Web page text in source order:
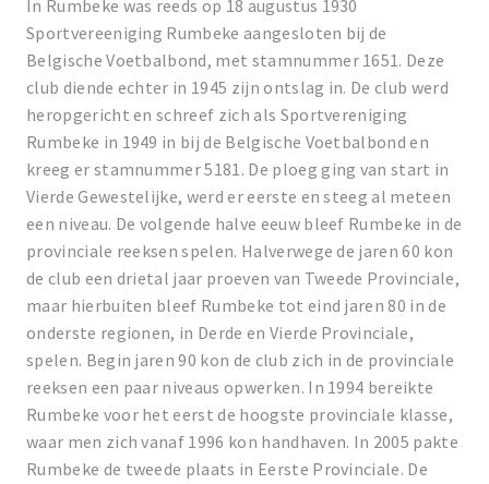
In Rumbeke was reeds op 18 augustus 1930
Sportvereeniging Rumbeke aangesloten bij de
Belgische Voetbalbond, met stamnummer 1651. Deze
club diende echter in 1945 zijn ontslag in. De club werd
heropgericht en schreef zich als Sportvereniging
Rumbeke in 1949 in bij de Belgische Voetbalbond en
kreeg er stamnummer 5181. De ploeg ging van start in
Vierde Gewestelijke, werd er eerste en steeg al meteen
een niveau. De volgende halve eeuw bleef Rumbeke in de
provinciale reeksen spelen. Halverwege de jaren 60 kon
de club een drietal jaar proeven van Tweede Provinciale,
maar hierbuiten bleef Rumbeke tot eind jaren 80 in de
onderste regionen, in Derde en Vierde Provinciale,
spelen. Begin jaren 90 kon de club zich in de provinciale
reeksen een paar niveaus opwerken. In 1994 bereikte
Rumbeke voor het eerst de hoogste provinciale klasse,
waar men zich vanaf 1996 kon handhaven. In 2005 pakte
Rumbeke de tweede plaats in Eerste Provinciale. De